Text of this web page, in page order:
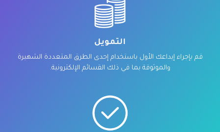
التمويل
قم بإجراء إيداعك الأول باستخدام إحدى الطرق المتعددة الشهيرة
والموثوقة بما في ذلك القسائم الإلكترونية.